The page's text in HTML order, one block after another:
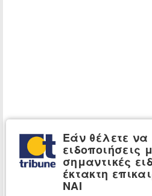
Εάν θέλετε
ειδοποιήσεις
σημαντικές
έκτακτη
ΝΑΙ